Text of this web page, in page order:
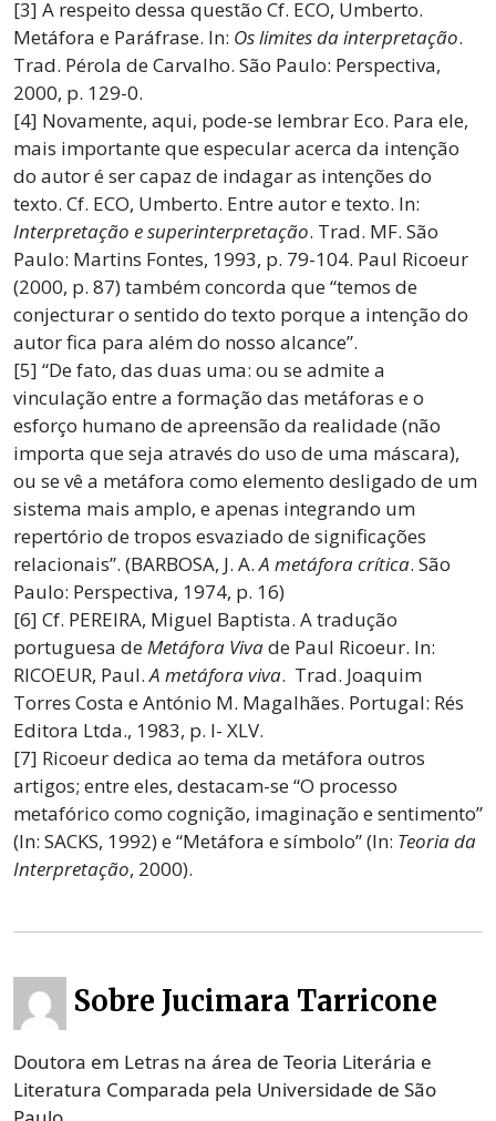
[3] A respeito dessa questão Cf. ECO, Umberto.
Metáfora e Paráfrase. In: Os limites da interpretação.
Trad. Pérola de Carvalho. São Paulo: Perspectiva,
2000, p. 129-0.
[4] Novamente, aqui, pode-se lembrar Eco. Para ele,
mais importante que especular acerca da intenção
do autor é ser capaz de indagar as intenções do
texto. Cf. ECO, Umberto. Entre autor e texto. In:
Interpretação e superinterpretação. Trad. MF. São
Paulo: Martins Fontes, 1993, p. 79-104. Paul Ricoeur
(2000, p. 87) também concorda que “temos de
conjecturar o sentido do texto porque a intenção do
autor fica para além do nosso alcance”.
[5] “De fato, das duas uma: ou se admite a
vinculação entre a formação das metáforas e o
esforço humano de apreensão da realidade (não
importa que seja através do uso de uma máscara),
ou se vê a metáfora como elemento desligado de um
sistema mais amplo, e apenas integrando um
repertório de tropos esvaziado de significações
relacionais”. (BARBOSA, J. A.A metáfora crítica. São
Paulo: Perspectiva, 1974, p. 16)
[6] Cf. PEREIRA, Miguel Baptista. A tradução
portuguesa deMetáfora Vivade Paul Ricoeur. In:
RICOEUR, Paul.A metáfora viva. Trad. Joaquim
Torres Costa e António M. Magalhães. Portugal: Rés
Editora Ltda., 1983, p. I- XLV.
[7] Ricoeur dedica ao tema da metáfora outros
artigos; entre eles, destacam-se “O processo
metafórico como cognição, imaginação e sentimento”
(In: SACKS, 1992) e “Metáfora e símbolo” (In: Teoria da
Interpretação, 2000).
Sobre Jucimara Tarricone
Doutora em Letras na área de Teoria Literária e
Literatura Comparada pela Universidade de São